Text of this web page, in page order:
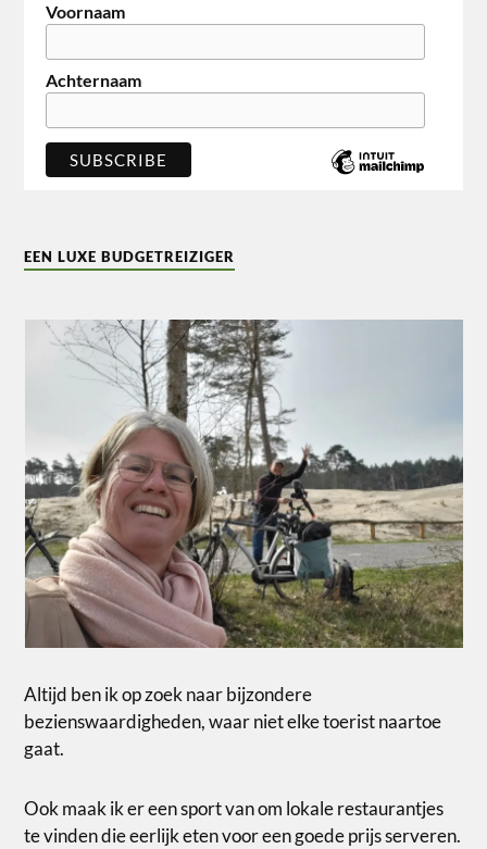
Voornaam
Achternaam
EEN LUXE BUDGETREIZIGER
Altijd ben ik op zoek naar bijzondere
bezienswaardigheden, waar niet elke toerist naartoe
gaat.
Ook maak ik er een sport van om lokale restaurantjes
te vinden die eerlijk eten voor een goede prijs serveren.